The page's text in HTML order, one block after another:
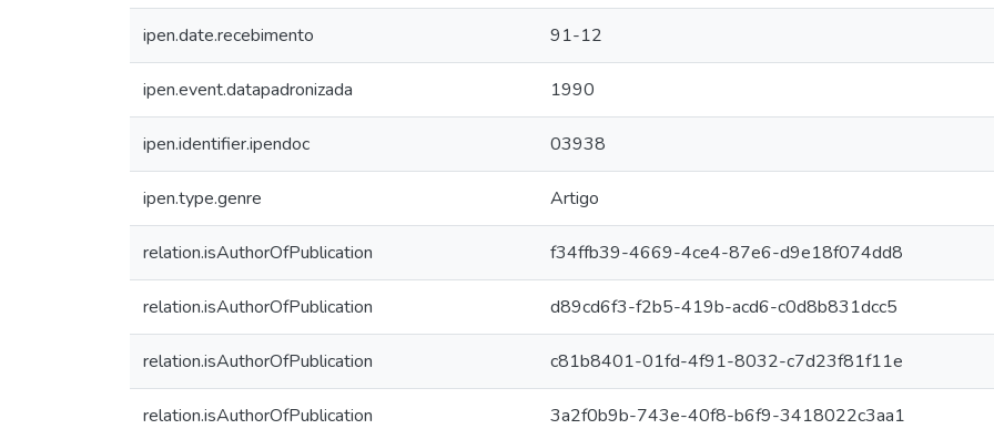
ipen.date.recebimento 91-12
ipen.event.datapadronizada 1990
ipen.identifier.ipendoc 03938
ipen.type.genre Artigo
relation.isAuthorOfPublication f34ffb39-4669-4ce4-87e6-d9e18f074dd8
relation.isAuthorOfPublication d89cd6f3-f2b5-419b-acd6-c0d8b831dcc5
relation.isAuthorOfPublication c81b8401-01fd-4f91-8032-c7d23f81f11e
relation.isAuthorOfPublication 3a2f0b9b-743e-40f8-b6f9-3418022c3aa1